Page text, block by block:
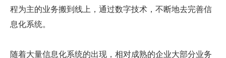
程为主的业务搬到线上，通过数字技术，不断地去完善信
息化系统。
随着大量信息化系统的出现，相对成熟的企业大部分业务